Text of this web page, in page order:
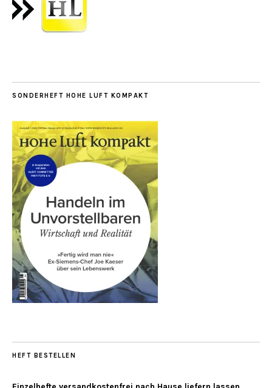
SONDERHEFT HOHE LUFT KOMPAKT
HEFT BESTELLEN